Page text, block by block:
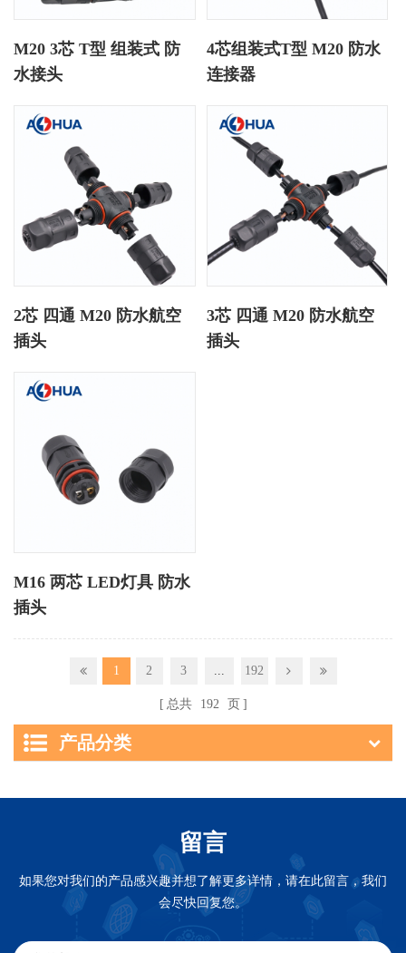
M20 3芯 T型 组装式 防
水接头
4芯组装式T型 M20 防水
连接器
2芯 四通 M20 防水航空
插头
3芯 四通 M20 防水航空
插头
M16 两芯 LED灯具 防水
插头
1 2 3 ... 192
总共 192 页
产品分类
留言
如果您对我们的产品感兴趣并想了解更多详情，请在此留言，我们
会尽快回复您。